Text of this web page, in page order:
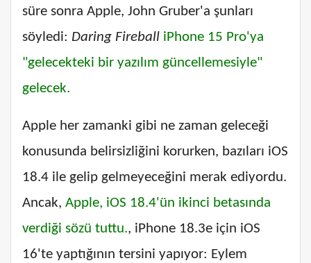
süre sonra Apple, John Gruber'a şunları
söyledi: Daring Fireball iPhone 15 Pro'ya
"gelecekteki bir yazılım güncellemesiyle"
gelecek.
Apple her zamanki gibi ne zaman geleceği
konusunda belirsizliğini korurken, bazıları iOS
18.4 ile gelip gelmeyeceğini merak ediyordu.
Ancak, Apple, iOS 18.4'ün ikinci betasında
verdiği sözü tuttu., iPhone 18.3e için iOS
16'te yaptığının tersini yapıyor: Eylem